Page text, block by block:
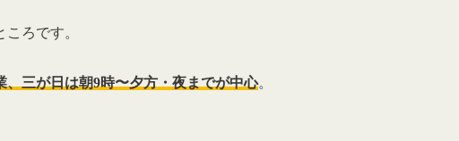
ろです。
三が日は朝9時〜夕方・夜までが中心。